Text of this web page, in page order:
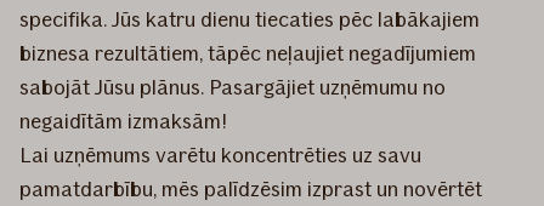
specifika. Jūs katru dienu tiecaties pēc labākajiem
biznesa rezultātiem, tāpēc neļaujiet negadījumiem
sabojāt Jūsu plānus. Pasargājiet uzņēmumu no
negaidītām izmaksām!
Lai uzņēmums varētu koncentrēties uz savu
pamatdarbību, mēs palīdzēsim izprast un novērtēt